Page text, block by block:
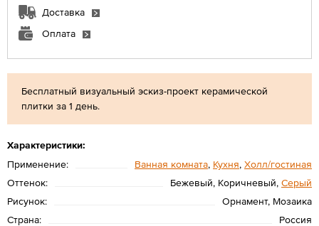
Бесплатный визуальный эскиз-проект керамической
плитки за 1 день.
Характеристики:
Применение:
Ванная комната, Кухня, Холл/гостиная
Оттенок:
Бежевый, Коричневый, Серый
Рисунок:
Орнамент, Мозаика
Страна:
Россия
Доставка
Оплата